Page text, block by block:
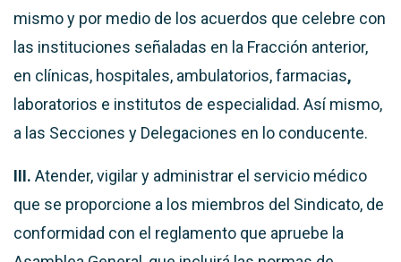
mismo y por medio de los acuerdos que celebre con
las instituciones señaladas en la Fracción anterior,
en clínicas, hospitales, ambulatorios, farmacias,
laboratorios e institutos de especialidad. Así mismo,
a las Secciones y Delegaciones en lo conducente.
III. Atender, vigilar y administrar el servicio médico
que se proporcione a los miembros del Sindicato, de
conformidad con el reglamento que apruebe la